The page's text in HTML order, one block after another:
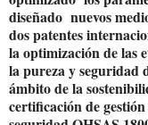
diseñado nuevos
dos patentes
la optimización de las
la pureza y seguridad
ámbito de la
certificación de